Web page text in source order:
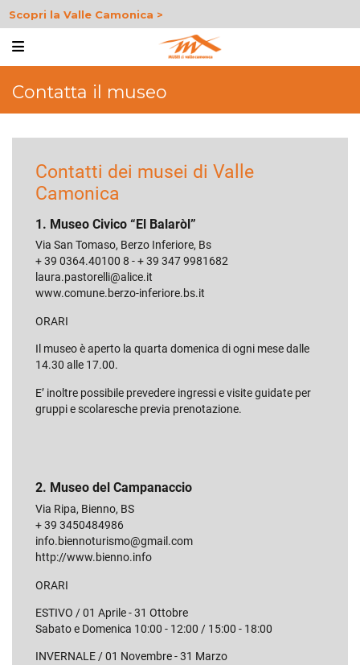
Scopri la Valle Camonica >
Contatta il museo
Contatti dei musei di Valle
Camonica
1. Museo Civico “El Balaròl”
Via San Tomaso, Berzo Inferiore, Bs
+ 39 0364.40100 8 - + 39 347 9981682
laura.pastorelli@alice.it
www.comune.berzo-inferiore.bs.it
ORARI
Il museo è aperto la quarta domenica di ogni mese dalle
14.30 alle 17.00.
E’ inoltre possibile prevedere ingressi e visite guidate per
gruppi e scolaresche previa prenotazione.
2. Museo del Campanaccio
Via Ripa, Bienno, BS
+ 39 3450484986
info.biennoturismo@gmail.com
http://www.bienno.info
ORARI
ESTIVO / 01 Aprile - 31 Ottobre
Sabato e Domenica 10:00 - 12:00 / 15:00 - 18:00
INVERNALE / 01 Novembre - 31 Marzo